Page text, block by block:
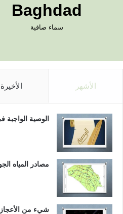
Baghdad
سماء صافية
الأشهر الأخيرة
الوصية الواجبة
مصادر المياه
شيء من